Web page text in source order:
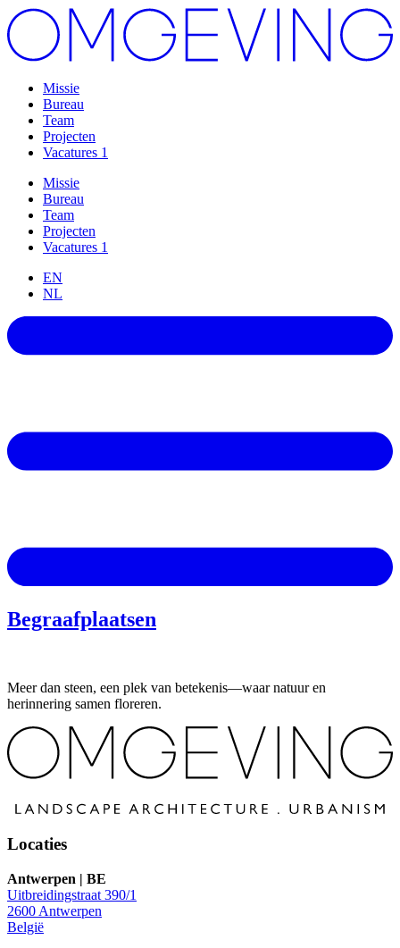
Missie
Bureau
Team
Projecten
Vacatures 1
Missie
Bureau
Team
Projecten
Vacatures 1
EN
NL
Begraafplaatsen
Meer dan steen, een plek van betekenis—waar natuur en
herinnering samen floreren.
Locaties
Antwerpen | BE
Uitbreidingstraat 390/1
2600 Antwerpen
België